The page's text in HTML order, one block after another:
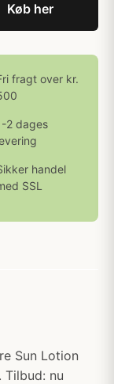
Køb her
fragt over kr.
2 dages
handel
SSL
Sun Lotion
Tilbud: nu